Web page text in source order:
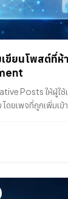
ขียนโพสต์ที่ห้
Posts ให้ผู้ใช้
ดยเพจที่ถูกเพิ่มเข้